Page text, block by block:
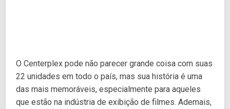
O Centerplex pode não parecer grande coisa com suas
22 unidades em todo o país, mas sua história é uma
das mais memoráveis, especialmente para aqueles
que estão na indústria de exibição de filmes. Ademais,